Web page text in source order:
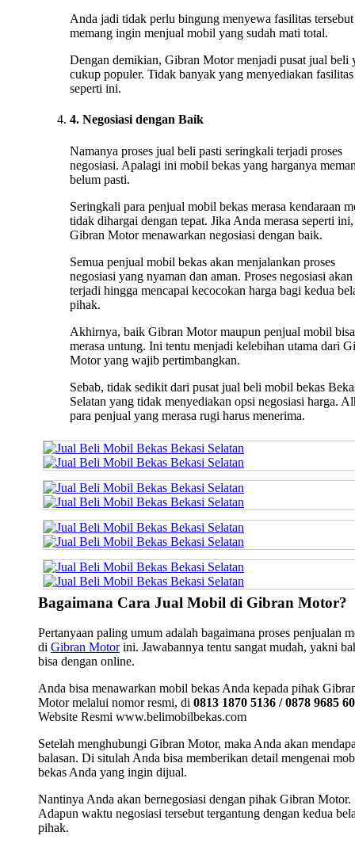
Anda jadi tidak perlu bingung menyewa fasilitas
memang ingin menjual mobil yang sudah mati total.
Dengan demikian, Gibran Motor menjadi pusat jual beli
cukup populer. Tidak banyak yang menyediakan fasilitas
seperti ini.
4. Negosiasi dengan Baik
Namanya proses jual beli pasti seringkali terjadi proses
negosiasi. Apalagi ini mobil bekas yang harganya
belum pasti.
Seringkali para penjual mobil bekas merasa kendaraan
tidak dihargai dengan tepat. Jika Anda merasa seperti ini,
Gibran Motor menawarkan negosiasi dengan baik.
Semua penjual mobil bekas akan menjalankan proses
negosiasi yang nyaman dan aman. Proses negosiasi akan
terjadi hingga mencapai kecocokan harga bagi kedua
pihak.
Akhirnya, baik Gibran Motor maupun penjual mobil bisa
merasa untung. Ini tentu menjadi kelebihan utama dari
Motor yang wajib pertimbangkan.
Sebab, tidak sedikit dari pusat jual beli mobil bekas
Selatan yang tidak menyediakan opsi negosiasi harga.
para penjual yang merasa rugi harus menerima.
Bagaimana Cara Jual Mobil di Gibran Motor?
Pertanyaan paling umum adalah bagaimana proses penjualan
di Gibran Motorini. Jawabannya tentu sangat mudah, yakni
bisa dengan online.
Anda bisa menawarkan mobil bekas Anda kepada pihak
Motor melalui nomor resmi, di 0813 1870 5136 / 0878 9685
Website Resmi www.belimobilbekas.com
Setelah menghubungi Gibran Motor, maka Anda akan
balasan. Di situlah Anda bisa memberikan detail mengenai
bekas Anda yang ingin dijual.
Nantinya Anda akan bernegosiasi dengan pihak Gibran Motor.
Adapun waktu negosiasi tersebut tergantung dengan kedua
pihak.